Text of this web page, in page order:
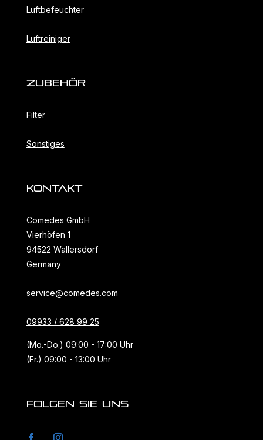
Luftbefeuchter
Luftreiniger
ZubehöR
Filter
Sonstiges
KONTAKT
Comedes GmbH
Vierhöfen 1
94522 Wallersdorf
Germany
service@comedes.com
09933 / 628 99 25
(Mo.-Do.) 09:00 - 17:00 Uhr
(Fr.) 09:00 - 13:00 Uhr
FOLGEN SIE UNS